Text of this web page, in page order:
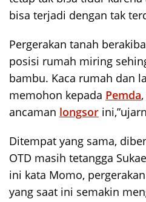
bisa terjadi dengan tak
Pergerakan tanah
posisi rumah miring
bambu. Kaca rumah dan
memohon kepada Pemda
ancaman longsor
Ditempat yang sama,
OTD masih tetangga
ini kata Momo,
yang saat ini semakin